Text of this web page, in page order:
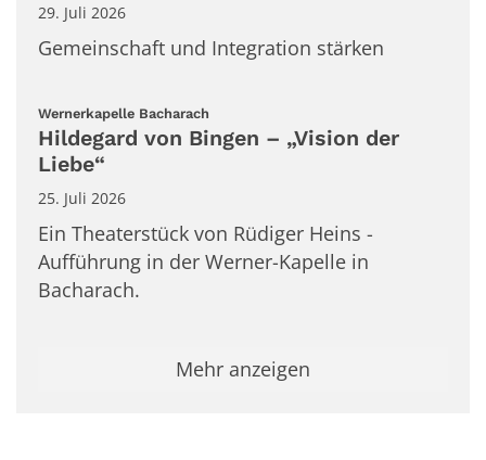
29. Juli 2026
Gemeinschaft und Integration stärken
Wernerkapelle Bacharach
Hildegard von Bingen – „Vision der
Liebe“
25. Juli 2026
Ein Theaterstück von Rüdiger Heins -
Aufführung in der Werner-Kapelle in
Bacharach.
Mehr anzeigen